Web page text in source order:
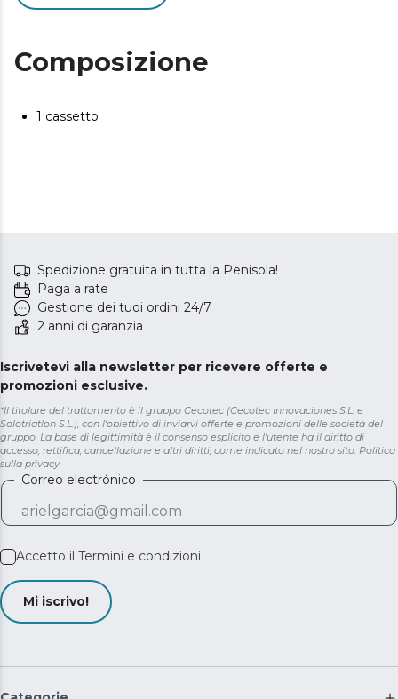
Composizione
1 cassetto
Spedizione gratuita in tutta la Penisola!
Paga a rate
Gestione dei tuoi ordini 24/7
2 anni di garanzia
Iscrivetevi alla newsletter per ricevere offerte e
promozioni esclusive.
*Il titolare del trattamento è il gruppo Cecotec (Cecotec Innovaciones S.L. e
Solotriatlon S.L.), con l'obiettivo di inviarvi offerte e promozioni delle società del
gruppo. La base di legittimità è il consenso esplicito e l'utente ha il diritto di
accesso, rettifica, cancellazione e altri diritti, come indicato nel nostro sito. Politica
sulla privacy
Correo electrónico
Accetto il Termini e condizioni
Mi iscrivo!